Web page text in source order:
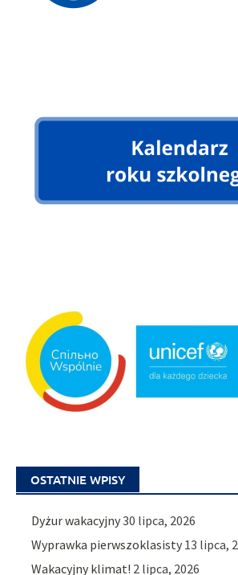
OSTATNIE WPISY
Dyżur wakacyjny30 lipca, 2026
Wyprawka pierwszoklasisty 13 lipca,
Wakacyjny klimat! 2 lipca, 2026